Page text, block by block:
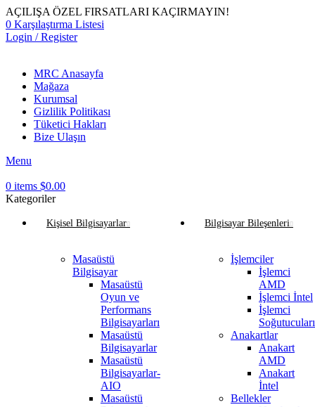
AÇILIŞA ÖZEL FIRSATLARI KAÇIRMAYIN!
0 Karşılaştırma Listesi
Login / Register
MRC Anasayfa
Mağaza
Kurumsal
Gizlilik Politikası
Tüketici Hakları
Bize Ulaşın
Menu
0 items $0.00
Kategoriler
Kişisel Bilgisayarlar
Masaüstü
Bilgisayar
Masaüstü
Oyun ve
Performans
Bilgisayarları
Masaüstü
Bilgisayarlar
Masaüstü
Bilgisayarlar-
AIO
Masaüstü
Bilgisayar Bileşenleri
İşlemciler
İşlemci
AMD
İşlemci İntel
İşlemci
Soğutucuları
Anakartlar
Anakart
AMD
Anakart
İntel
Bellekler